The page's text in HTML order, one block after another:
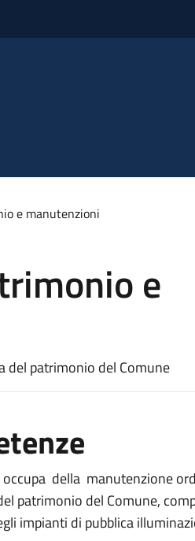
e manutenzioni
e
del patrimonio del Comune
della manutenzione
patrimonio del Comune,
impianti di pubblica